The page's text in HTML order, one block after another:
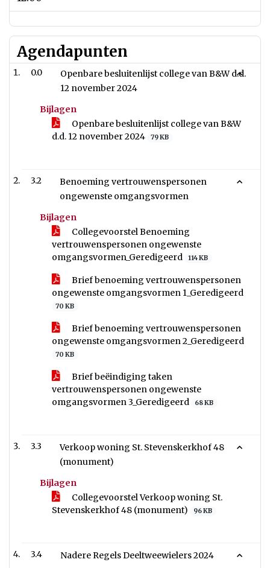
Agendapunten
0.0
Openbare besluitenlijst college van B&W d.d.
12 november 2024
Bijlagen
Openbare besluitenlijst college van B&W
d.d. 12 november 2024
79 KB
3.2
Benoeming vertrouwenspersonen
ongewenste omgangsvormen
Bijlagen
Collegevoorstel Benoeming
vertrouwenspersonen ongewenste
omgangsvormen_Geredigeerd
114 KB
Brief benoeming vertrouwenspersonen
ongewenste omgangsvormen 1_Geredigeerd
70 KB
Brief benoeming vertrouwenspersonen
ongewenste omgangsvormen 2_Geredigeerd
70 KB
Brief beëindiging taken
vertrouwenspersonen ongewenste
omgangsvormen 3_Geredigeerd
68 KB
3.3
Verkoop woning St. Stevenskerkhof 48
(monument)
Bijlagen
Collegevoorstel Verkoop woning St.
Stevenskerkhof 48 (monument)
96 KB
3.4
Nadere Regels Deeltweewielers 2024